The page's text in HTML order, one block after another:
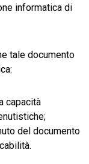
informatica di
tale documento
capacità
del documento